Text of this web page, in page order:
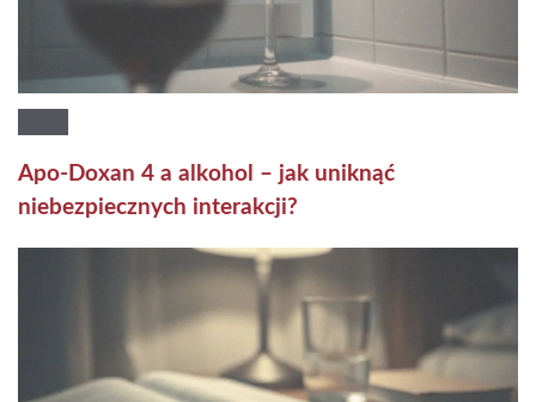
Apo-Doxan 4 a alkohol – jak uniknąć
niebezpiecznych interakcji?